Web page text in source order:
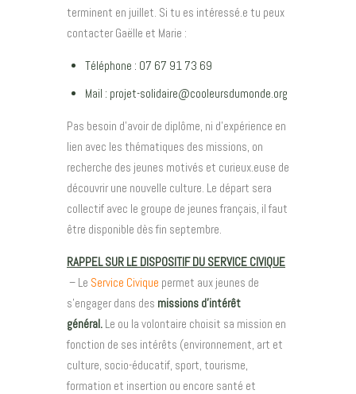
terminent en juillet. Si tu es intéressé.e tu peux
contacter Gaëlle et Marie :
Téléphone : 07 67 91 73 69
Mail : projet-solidaire@cooleursdumonde.org
Pas besoin d’avoir de diplôme, ni d’expérience en
lien avec les thématiques des missions, on
recherche des jeunes motivés et curieux.euse de
découvrir une nouvelle culture. Le départ sera
collectif avec le groupe de jeunes français, il faut
être disponible dès fin septembre.
RAPPEL SUR LE DISPOSITIF DU SERVICE CIVIQUE
– Le Service Civique permet aux jeunes de
s’engager dans des missions d’intérêt
général. Le ou la volontaire choisit sa mission en
fonction de ses intérêts (environnement, art et
culture, socio-éducatif, sport, tourisme,
formation et insertion ou encore santé et